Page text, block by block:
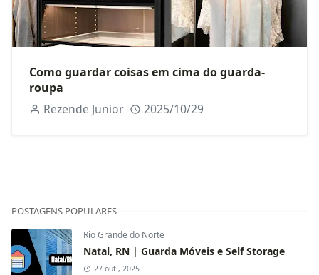
Como guardar coisas em cima do guarda-
roupa
Rezende Junior
2025/10/29
POSTAGENS POPULARES
Rio Grande do Norte
Natal, RN | Guarda Móveis e Self Storage
27 out., 2025